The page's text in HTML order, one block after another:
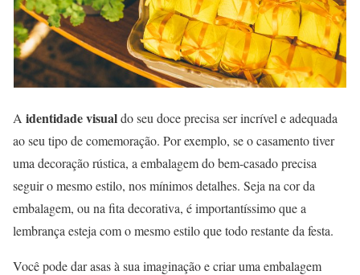
A identidade visualdo seu doce precisa ser incrível e adequada
ao seu tipo de comemoração. Por exemplo, se o casamento tiver
uma decoração rústica, a embalagem do bem-casado precisa
seguir o mesmo estilo, nos mínimos detalhes. Seja na cor da
embalagem, ou na fita decorativa, é importantíssimo que a
lembrança esteja com o mesmo estilo que todo restante da festa.
Você pode dar asas à sua imaginação e criar uma embalagem